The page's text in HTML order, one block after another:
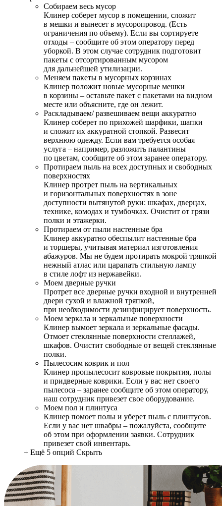
Собираем весь мусор
Клинер соберет мусор в помещении, сложит
в мешки и вынесет в мусоропровод. (Есть
ограничения по объему). Если вы сортируете
отходы – сообщите об этом оператору перед
уборкой. В этом случае сотрудник подготовит
пакеты с отсортированным мусором
для дальнейшей утилизации.
Меняем пакеты в мусорных корзинах
Клинер положит новые мусорные мешки
в корзины – оставьте пакет с пакетами на видном
месте или объясните, где он лежит.
Раскладываем/ развешиваем вещи аккуратно
Клинер соберет по прихожей шарфики, шапки
и сложит их аккуратной стопкой. Развесит
верхнюю одежду. Если вам требуется особая
услуга – например, разложить палантины
по цветам, сообщите об этом заранее оператору.
Протираем пыль на всех доступных и свободных
поверхностях
Клинер протрет пыль на вертикальных
и горизонтальных поверхностях в зоне
доступности вытянутой руки: шкафах, дверцах,
технике, комодах и тумбочках. Очистит от грязи
полки и этажерки.
Протираем от пыли настенные бра
Клинер аккуратно обеспылит настенные бра
и торшеры, учитывая материал изготовления
абажуров. Мы не будем протирать мокрой тряпкой
нежный атлас или царапать стильную лампу
в стиле лофт из нержавейки.
Моем дверные ручки
Протрет все дверные ручки входной и внутренней
двери сухой и влажной тряпкой,
при необходимости дезинфицирует поверхность.
Моем зеркала и зеркальные поверхности
Клинер вымоет зеркала и зеркальные фасады.
Отмоет стеклянные поверхности стеллажей,
шкафов. Очистит свободные от вещей стеклянные
полки.
Пылесосим коврик и пол
Клинер пропылесосит ковровые покрытия, полы
и придверные коврики. Если у вас нет своего
пылесоса – заранее сообщите об этом оператору,
наш сотрудник привезет свое оборудование.
Моем пол и плинтуса
Клинер помоет полы и уберет пыль с плинтусов.
Если у вас нет швабры – пожалуйста, сообщите
об этом при оформлении заявки. Сотрудник
привезет свой инвентарь.
+ Ещё 5 опций Скрыть